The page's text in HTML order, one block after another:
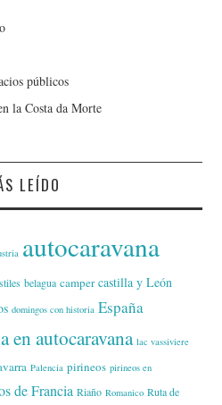
públicos
la Costa da Morte
LEÍDO
autocaravana
belagua camper castilla y León
domingos con historia España
en autocaravana lac vassiviere
Palencia pirineos pirineos en
de Francia Riaño Romanico Ruta de